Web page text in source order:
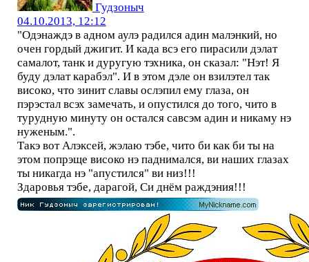
Гудзоныч
04.10.2013, 12:12
"Одэнаждэ в адном аулэ радился адин малэнкий, но
очен гордый джигит. И када всэ его пирасили дэлат
самалот, танк и дуругую тэхника, он сказал: "Нэт! Я
буду дэлат карабэл". И в этом дэле он взилэтел так
високо, что зинит славы ослэпил ему глаза, он
пэрэстал всэх замечать, и опустился до того, чито в
турудную минуту он остался савсэм адин и никаму нэ
нуженым.".
Такэ вот Алэксей, жэлаю тэбе, чито би как би ты на
этом попрэще високо нэ паднимался, ви наших глазах
ты никагда нэ "апустился" ви низ!!!
Здаровья тэбе, дарагой, Си днём раждэния!!!